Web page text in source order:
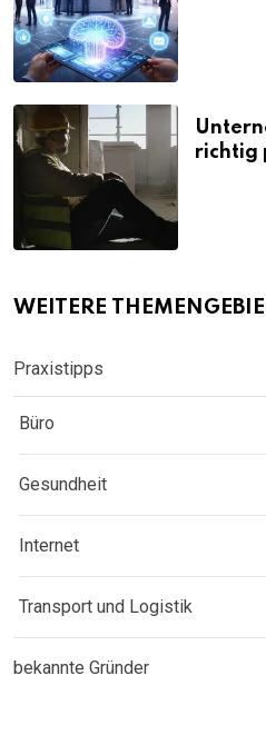
richtig
WEITERE
Praxistipps
Büro
Gesundheit
Internet
Transport und Logistik
bekannte Gründer